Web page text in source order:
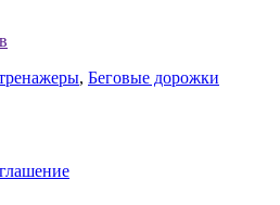
, Беговые дорожки